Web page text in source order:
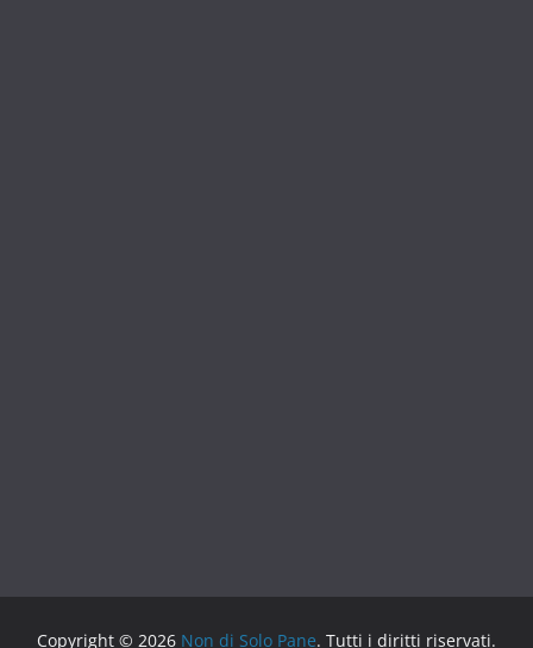
Copyright © 2026 Non di Solo Pane. Tutti i diritti riservati.